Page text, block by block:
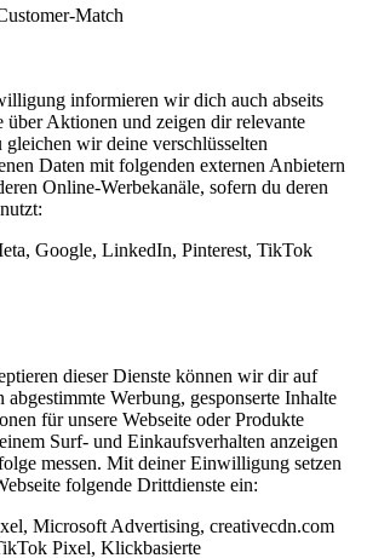
Match
informieren wir dich auch abseits
über Aktionen und zeigen dir relevante
wir deine verschlüsselten
Daten mit folgenden externen Anbietern
Online-Werbekanäle, sofern du deren
Google, LinkedIn, Pinterest, TikTok
dieser Dienste können wir dir auf
abgestimmte Werbung, gesponserte Inhalte
für unsere Webseite oder Produkte
Surf- und Einkaufsverhalten anzeigen
messen. Mit deiner Einwilligung setzen
folgende Drittdienste ein:
Microsoft Advertising, creativecdn.com
Pixel, Klickbasierte